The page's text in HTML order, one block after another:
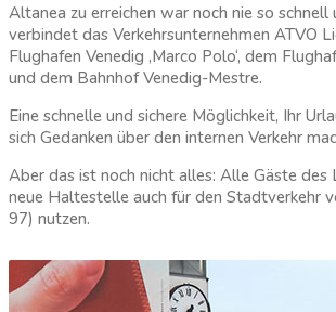
Altanea zu erreichen war noch nie so schnell
verbindet das Verkehrsunternehmen ATVO
Flughafen Venedig ‚Marco Polo‘, dem
und dem Bahnhof Venedig-Mestre.
Eine schnelle und sichere Möglichkeit, Ihr
sich Gedanken über den internen Verkehr
Aber das ist noch nicht alles: Alle Gäste des
neue Haltestelle auch für den Stadtverkehr
97) nutzen.